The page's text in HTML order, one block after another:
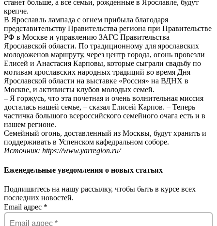
станет больше, а все семьи, рожденные в Ярославле, будут
крепче.
В Ярославль лампада с огнем прибыла благодаря
представительству Правительства региона при Правительстве
РФ в Москве и управлению ЗАГС Правительства
Ярославской области. По традиционному для ярославских
молодоженов маршруту, через центр города, огонь провезли
Елисей и Анастасия Карповы, которые сыграли свадьбу по
мотивам ярославских народных традиций во время Дня
Ярославской области на выставке «Россия» на ВДНХ в
Москве, и активисты клубов молодых семей.
– Я горжусь, что эта почетная и очень волнительная миссия
досталась нашей семье, – сказал Елисей Карпов. – Теперь
частичка большого всероссийского семейного очага есть и в
нашем регионе.
Семейный огонь, доставленный из Москвы, будут хранить и
поддерживать в Успенском кафедральном соборе.
Источник: https://www.yarregion.ru/
Еженедельные уведомления о новых статьях
Подпишитесь на нашу рассылку, чтобы быть в курсе всех
последних новостей.
Email адрес *